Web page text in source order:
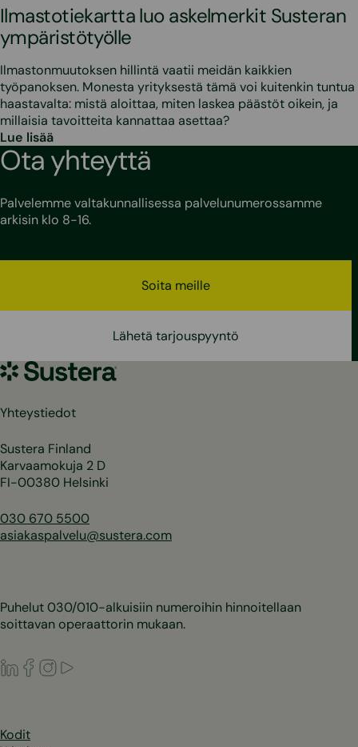
Ilmastotiekartta luo askelmerkit Susteran
ympäristötyölle
Ilmastonmuutoksen hillintä vaatii meidän kaikkien
työpanoksen. Monesta yrityksestä tämä voi kuitenkin tuntua
haastavalta: mistä aloittaa, miten laskea päästöt oikein, ja
millaisia tavoitteita kannattaa asettaa?
Lue lisää
Ota yhteyttä
Palvelemme valtakunnallisessa palvelunumerossamme
arkisin klo 8-16.
Soita meille
Lähetä tarjouspyyntö
Sustera
Yhteystiedot
Sustera Finland
Karvaamokuja 2 D
FI-00380 Helsinki
030 670 5500
asiakaspalvelu@sustera.com
Puhelut 030/010-alkuisiin numeroihin hinnoitellaan
soittavan operaattorin mukaan.
LinkedIn
Facebook
Instagram
Kodit